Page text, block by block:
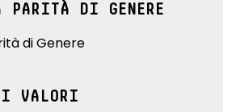
PARITÀ DI GENERE
di Genere
VALORI